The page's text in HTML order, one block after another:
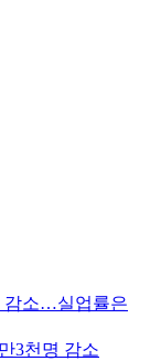
감소…실업률은
3천명 감소